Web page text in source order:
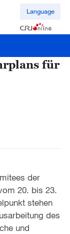
Language
für
der
20. bis 23.
stehen
des
und